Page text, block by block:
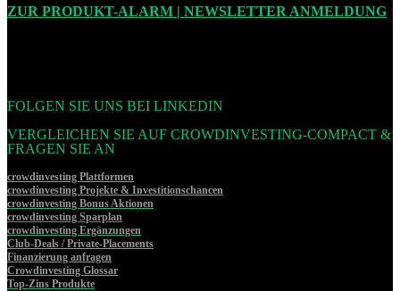
ZUR PRODUKT-ALARM | NEWSLETTER ANMELDUNG
FOLGEN SIE UNS BEI LINKEDIN
VERGLEICHEN SIE AUF CROWDINVESTING-COMPACT &
FRAGEN SIE AN
crowdinvesting Plattformen
crowdinvesting Projekte & Investitionschancen
crowdinvesting Bonus Aktionen
crowdinvesting Sparplan
crowdinvesting Ergänzungen
Club-Deals / Private-Placements
Finanzierung anfragen
Crowdinvesting Glossar
Top-Zins Produkte